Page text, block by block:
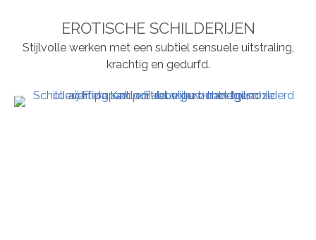
EROTISCHE SCHILDERIJEN
Stijlvolle werken met een subtiel sensuele uitstraling,
krachtig en gedurfd.